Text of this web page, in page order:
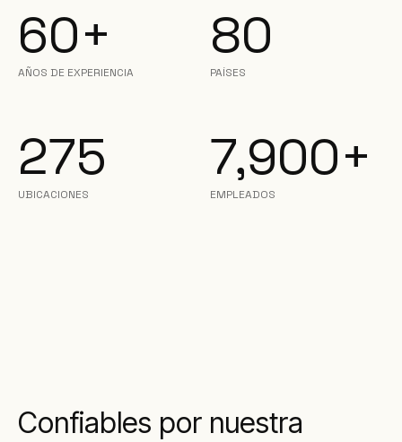
60+
AÑOS DE EXPERIENCIA
80
PAÍSES
275
UBICACIONES
7,900+
EMPLEADOS
Confiables por nuestra